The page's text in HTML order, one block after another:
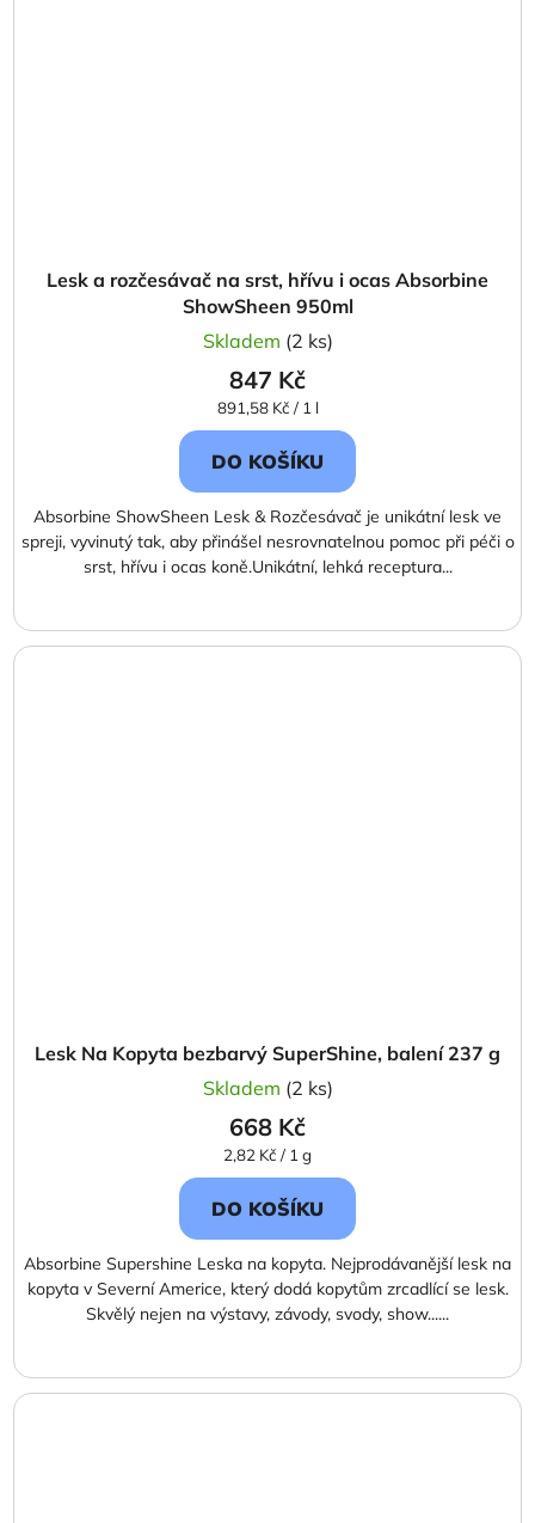
Lesk a rozčesávač na srst, hřívu i ocas Absorbine
ShowSheen 950ml
Skladem (2 ks)
847 Kč
Měrná
cena:
891,58 Kč / 1 l
DO KOŠÍKU
Absorbine ShowSheen Lesk & Rozčesávač je unikátní lesk ve
spreji, vyvinutý tak, aby přinášel nesrovnatelnou pomoc při péči o
srst, hřívu i ocas koně.Unikátní, lehká receptura...
Lesk Na Kopyta bezbarvý SuperShine, balení 237 g
Skladem (2 ks)
668 Kč
Měrná
cena:
2,82 Kč / 1 g
DO KOŠÍKU
Absorbine Supershine Leska na kopyta. Nejprodávanější lesk na
kopyta v Severní Americe, který dodá kopytům zrcadlící se lesk.
Skvělý nejen na výstavy, závody, svody, show......